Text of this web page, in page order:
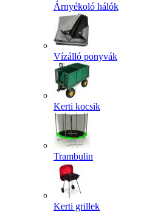
Árnyékoló hálók
Vízálló ponyvák
Kerti kocsik
Trambulin
Kerti grillek